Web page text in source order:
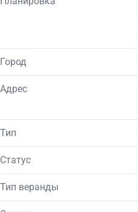
Город
Адрес
Тип
Статус
Тип веранды